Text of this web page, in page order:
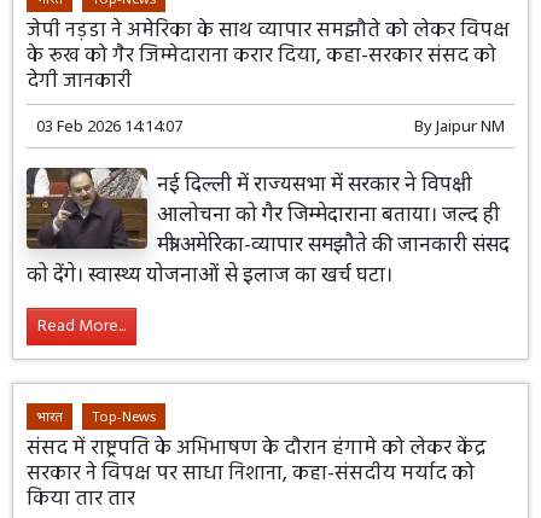
जेपी नड़डा ने अमेरिका के साथ व्यापार समझौते को लेकर विपक्ष
के रूख को गैर जिम्मेदाराना करार दिया, कहा-सरकार संसद को
देगी जानकारी
03 Feb 2026 14:14:07 ByJaipur NM
नई दिल्ली में राज्यसभा में सरकार ने विपक्षी
आलोचना को गैर जिम्मेदाराना बताया। जल्द ही
मंत्री अमेरिका-व्यापार समझौते की जानकारी संसद
को देंगे। स्वास्थ्य योजनाओं से इलाज का खर्च घटा।
Read More...
भारत Top-News
संसद में राष्ट्रपति के अभिभाषण के दौरान हंगामे को लेकर केंद्र
सरकार ने विपक्ष पर साधा निशाना, कहा-संसदीय मर्याद को
किया तार तार